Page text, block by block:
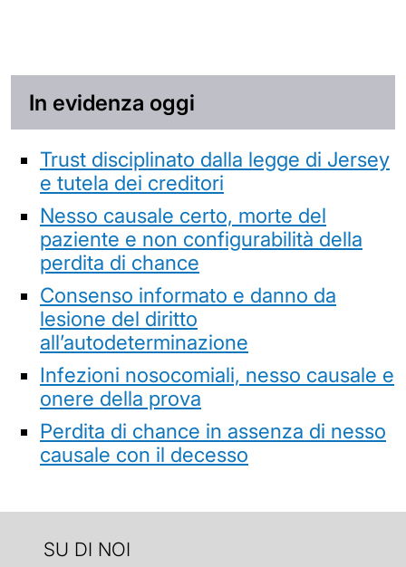
In evidenza oggi
Trust disciplinato dalla legge di Jersey
e tutela dei creditori
Nesso causale certo, morte del
paziente e non configurabilità della
perdita di chance
Consenso informato e danno da
lesione del diritto
all’autodeterminazione
Infezioni nosocomiali, nesso causale e
onere della prova
Perdita di chance in assenza di nesso
causale con il decesso
SU DI NOI